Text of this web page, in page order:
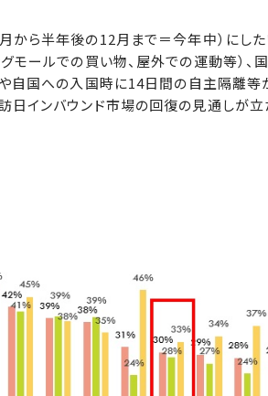
ら半年後の12月まで＝今年中）にした
モールでの買い物、屋外での運動等）
や自国への入国時に14日間の自主隔離
日インバウンド市場の回復の見通しが立